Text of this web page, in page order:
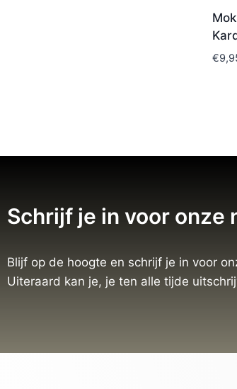
€
Schrijf je in voor onze
Blijf op de hoogte en schrijf je in voor
Uiteraard kan je, je ten alle tijde